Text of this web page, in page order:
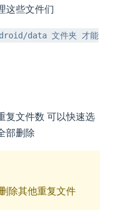
这些文件们
data 文件夹 才能
复文件数 可以快速选
部删除
除其他重复文件